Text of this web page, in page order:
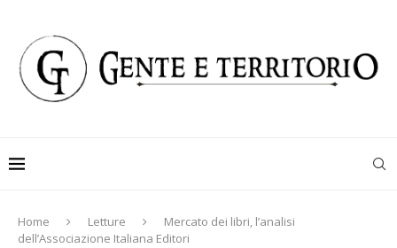
Home Letture
Mercato dei libri, l’analisi
dell’Associazione Italiana Editori